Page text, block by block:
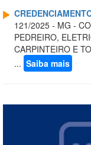
121/2025 - MG -
PEDREIRO,
CARPINTEIRO E
... Saiba mais